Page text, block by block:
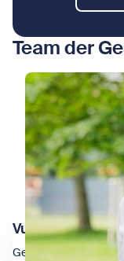
Team der
Vucko Schüchner
Geschäftsführung